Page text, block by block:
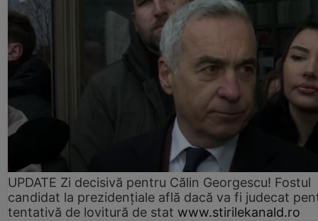
UPDATE Zi decisivă pentru Călin Georgescu! Fostul
candidat la prezidențiale află dacă va fi judecat
tentativă de lovitură de stat www.stirilekanald.ro